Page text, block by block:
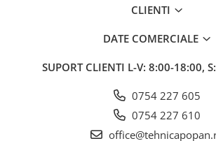
CLIENTI
DATE COMERCIALE
SUPORT CLIENTI L-V: 8:00-18:00,
0754 227 605
0754 227 610